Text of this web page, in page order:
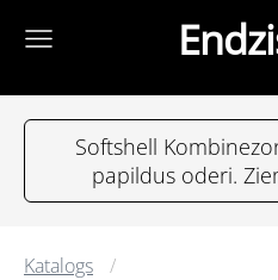
Softshell
papildus oderi.
Katalogs